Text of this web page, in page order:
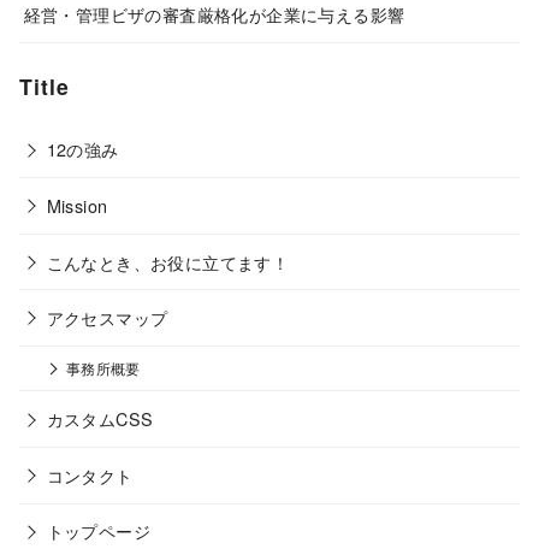
経営・管理ビザの審査厳格化が企業に与える影響
Title
12の強み
Mission
こんなとき、お役に立てます！
アクセスマップ
事務所概要
カスタムCSS
コンタクト
トップページ